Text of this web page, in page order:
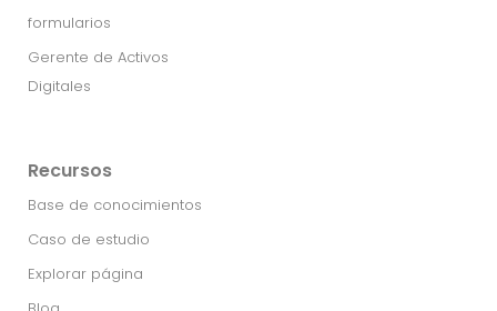
formularios
Gerente de Activos
Digitales
Recursos
Base de conocimientos
Caso de estudio
Explorar página